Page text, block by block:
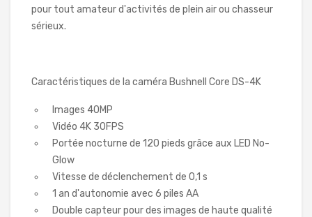
pour tout amateur d'activités de plein air ou chasseur
sérieux.
Caractéristiques de la caméra Bushnell Core DS-4K
Images 40MP
Vidéo 4K 30FPS
Portée nocturne de 120 pieds grâce aux LED No-
Glow
Vitesse de déclenchement de 0,1 s
1 an d'autonomie avec 6 piles AA
Double capteur pour des images de haute qualité